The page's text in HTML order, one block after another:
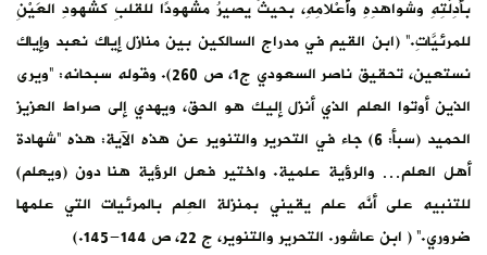
بأدِلَّتِهِ وشواهدِهِ وأَعْلامِهِ، بحيثُ يصيرُ مشهودًا للقلبِ كشهودِ العَيْنِ
للمرئيَّاتِ.” (ابن القيم في مدراج السالكين بين منازل إياك نعبد وإياك
نستعين، تحقيق ناصر السعودي ج1، ص 260). وقوله سبحانه: “ويرى
الذين أوتوا العلم الذي أنزل إليك هو الحق، ويهدي إلى صراط العزيز
الحميد (سبأ: 6) جاء في التحرير والتنوير عن هذه الآية: هذه “شهادة
أهل العلم… والرؤية علمية. واختير فعل الرؤية هنا دون (ويعلم)
للتنبيه على أنَّه علم يقيني بمنزلة العِلم بالمرئيات التي علمها
ضروري.” ( ابن عاشور. التحرير والتنوير، ج 22، ص 144-145.)